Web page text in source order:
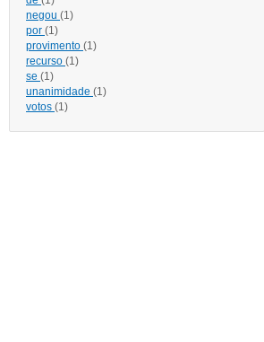
negou (1)
por (1)
provimento (1)
recurso (1)
se (1)
unanimidade (1)
votos (1)